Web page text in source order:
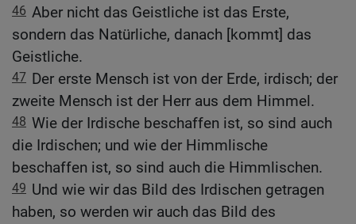
46 Aber nicht das Geistliche ist das Erste,
sondern das Natürliche, danach [kommt] das
Geistliche.
47 Der erste Mensch ist von der Erde, irdisch; der
zweite Mensch ist der Herr aus dem Himmel.
48 Wie der Irdische beschaffen ist, so sind auch
die Irdischen; und wie der Himmlische
beschaffen ist, so sind auch die Himmlischen.
49 Und wie wir das Bild des Irdischen getragen
haben, so werden wir auch das Bild des